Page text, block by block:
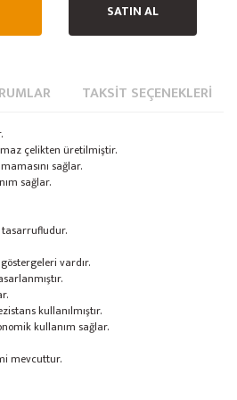
SATIN AL
TAKSIT SEÇENEKLERI
çelikten üretilmiştir.
sağlar.
sağlar.
tasarrufludur.
vardır.
kullanılmıştır.
kullanım sağlar.
mevcuttur.